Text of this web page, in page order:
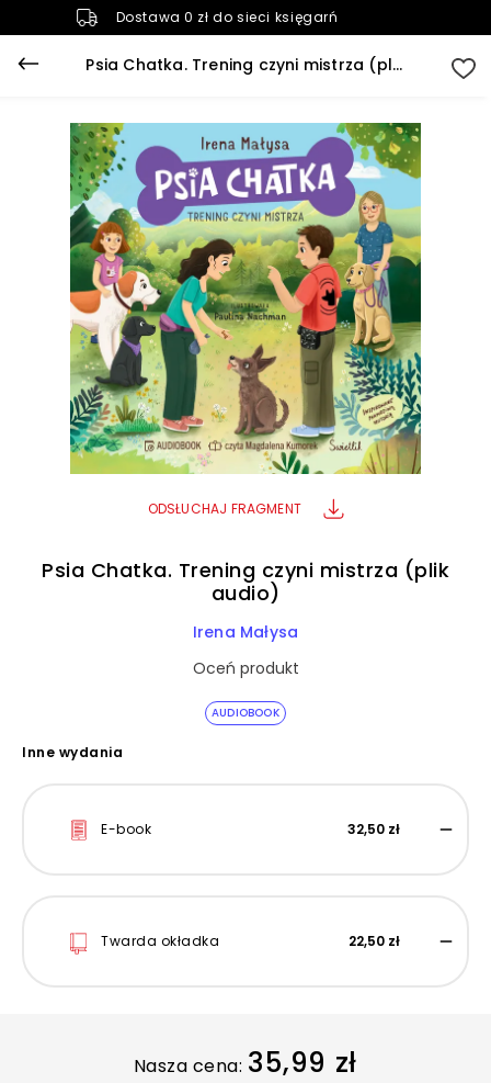
Dostawa 0 zł do sieci księgarń
Psia Chatka. Trening czyni mistrza (plik audio)
ODSŁUCHAJ FRAGMENT
AUDIOBOOK
Psia Chatka. Trening czyni mistrza (plik
audio)
Irena Małysa
Oceń produkt
Inne wydania
E-book 32,50 zł
Twarda okładka 22,50 zł
Nasza cena: 35,99 zł